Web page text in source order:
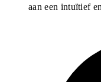
aan een intuïtief